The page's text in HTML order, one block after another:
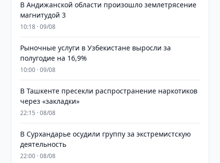
В Андижанской области произошло землетрясение
магнитудой 3
10:18 · 09/08
Рыночные услуги в Узбекистане выросли за
полугодие на 16,9%
10:00 · 09/08
В Ташкенте пресекли распространение наркотиков
через «закладки»
22:15 · 08/08
В Сурхандарье осудили группу за экстремистскую
деятельность
22:00 · 08/08